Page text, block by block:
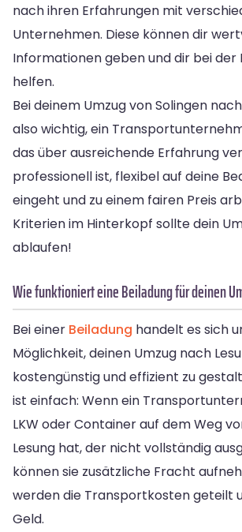
nach ihren Erfahrungen mit
Unternehmen. Diese können dir
Informationen geben und dir bei der
helfen.
Bei deinem Umzug von Solingen
also wichtig, ein
das über ausreichende Erfahrung
professionell ist, flexibel auf deine
eingeht und zu einem fairen Preis
Kriterien im Hinterkopf sollte dein
ablaufen!
Wie funktioniert eine Beiladung für deinen
Bei einer Beiladung handelt es sich
Möglichkeit, deinen Umzug nach
kostengünstig und effizient zu
ist einfach: Wenn ein
LKW oder Container auf dem Weg
Lesung hat, der nicht vollständig
können sie zusätzliche Fracht
werden die Transportkosten geteilt
Geld.